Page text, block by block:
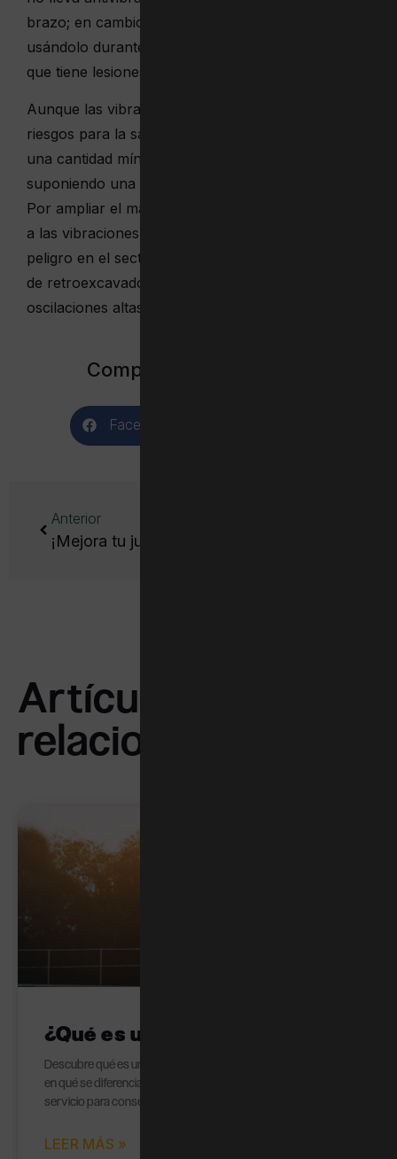
brazo; en cambio, Nadal usa antivibrador y lleva
usándolo durante bastante tiempo y, por contra, sí
que tiene lesiones»
Aunque las vibraciones en sí pueden entrañar
riesgos para la salud, la actividad tenística genera
una cantidad mínima de forma explosiva, no
suponiendo una amenaza para la salud humana.
Por ampliar el marco de referencia, la exposición
a las vibraciones mecánicas sí constituye un
peligro en el sector minero, donde los operarios
de retroexcavadoras y dúmpers están sometidos a
oscilaciones altas y prolongadas en el tiempo.
Comparte este artículo:
Facebook
Anterior
Artículos
relacionados
¿Qué es un ace en tenis?
Descubre qué es un ace en tenis, cuándo se considera válido,
en qué se diferencia de un saque ganador y cómo mejorar tu
servicio para conseguir más puntos directos.
LEER MÁS »